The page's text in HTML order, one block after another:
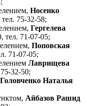
Носенко
75-32-58;
Гергелева
тел. 71-07-05;
Поповская
71-07-05;
Лаврищева
32-50;
Головченко Наталья
Айбазов Рашид